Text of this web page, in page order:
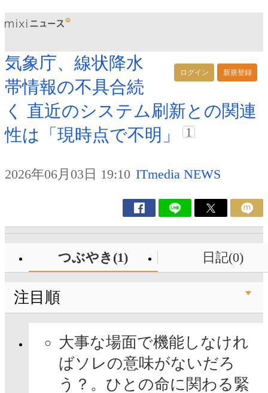
ログイン 新規登録
気象庁、線状降水
帯情報の不具合続
く 直近のシステム刷新との関連
性は「現時点で不明」
1
2026年06月03日 19:10 ITmedia NEWS
つぶやき(1) 日記(0)
注目順
大事な場面で機能しなけれ
ばソレの意味がないだろ
う？。ひとの命に関わる緊